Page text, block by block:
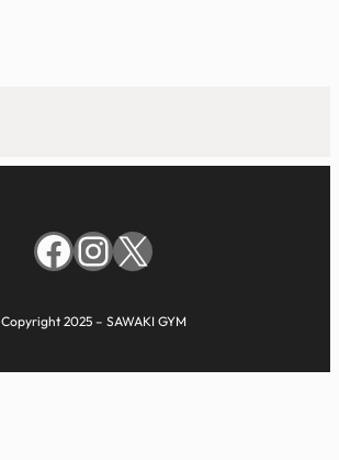
Facebook
Instagram
X
Copyright 2025 – SAWAKI GYM